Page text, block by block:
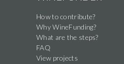
this
field
How to contribute?
Why WineFunding?
What are the steps?
FAQ
View projects